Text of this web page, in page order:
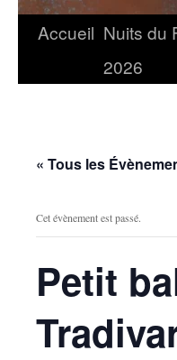
Accueil Nuits du
2026
« Tous les
Cet évènement est passé.
Petit